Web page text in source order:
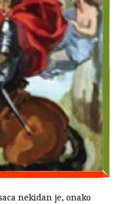
nekidan je, onako